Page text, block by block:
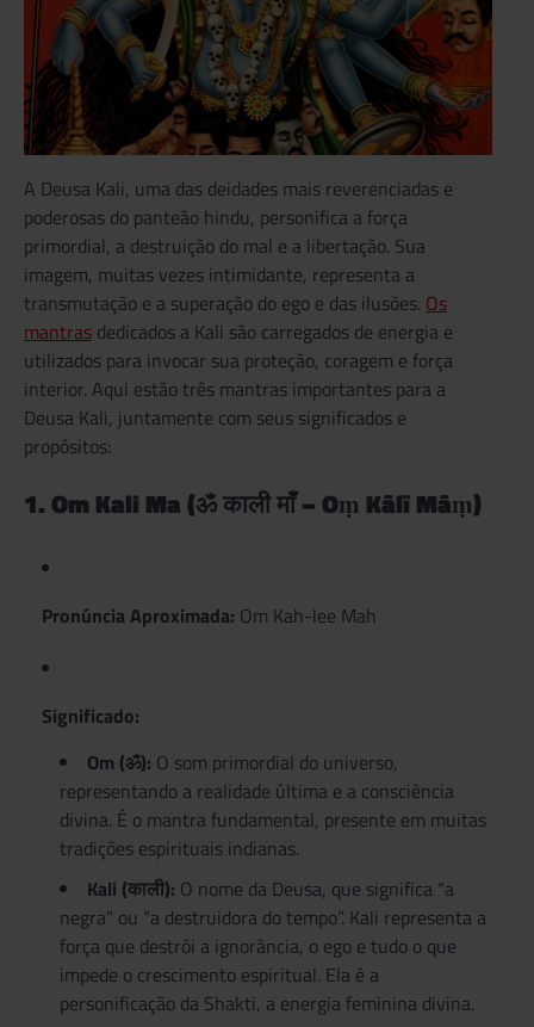
A Deusa Kali, uma das deidades mais reverenciadas e
poderosas do panteão hindu, personifica a força
primordial, a destruição do mal e a libertação. Sua
imagem, muitas vezes intimidante, representa a
transmutação e a superação do ego e das ilusões. Os
mantras dedicados a Kali são carregados de energia e
utilizados para invocar sua proteção, coragem e força
interior. Aqui estão três mantras importantes para a
Deusa Kali, juntamente com seus significados e
propósitos:
1. Om Kali Ma (ॐ काली माँ – Oṃ Kālī Māṃ)
Pronúncia Aproximada: Om Kah-lee Mah
Significado:
Om (ॐ): O som primordial do universo,
representando a realidade última e a consciência
divina. É o mantra fundamental, presente em muitas
tradições espirituais indianas.
Kali (काली): O nome da Deusa, que significa “a
negra” ou “a destruidora do tempo”. Kali representa a
força que destrói a ignorância, o ego e tudo o que
impede o crescimento espiritual. Ela é a
personificação da Shakti, a energia feminina divina.